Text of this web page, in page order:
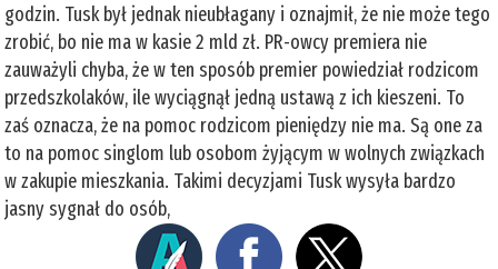
godzin. Tusk był jednak nieubłagany i oznajmił, że nie może tego
zrobić, bo nie ma w kasie 2 mld zł. PR-owcy premiera nie
zauważyli chyba, że w ten sposób premier powiedział rodzicom
przedszkolaków, ile wyciągnął jedną ustawą z ich kieszeni. To
zaś oznacza, że na pomoc rodzicom pieniędzy nie ma. Są one za
to na pomoc singlom lub osobom żyjącym w wolnych związkach
w zakupie mieszkania. Takimi decyzjami Tusk wysyła bardzo
jasny sygnał do osób,